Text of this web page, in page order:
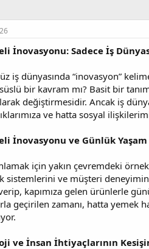
İnovasyonu: Sadece İş
iş dünyasında “inovasyon”
bir kavram mı? Basit bir
değiştirmesidir. Ancak iş
ve hatta sosyal
İnovasyonu ve Günlük Yaşam
için yakın çevremdeki
sistemlerini ve müşteri
kapımıza gelen ürünlerle
geçirilen zamanı, hatta yemek
ve İnsan İhtiyaçlarının